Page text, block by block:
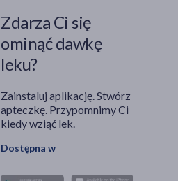
Zdarza Ci się
ominąć dawkę
leku?
Zainstaluj aplikację. Stwórz
apteczkę. Przypomnimy Ci
kiedy wziąć lek.
Dostępna w